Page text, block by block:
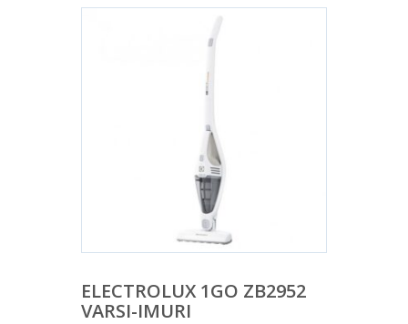
ELECTROLUX 1GO ZB2952
VARSI-IMURI